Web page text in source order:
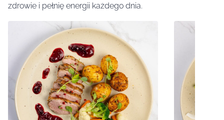
zdrowie i pełnię energii każdego dnia.